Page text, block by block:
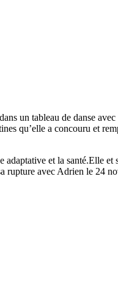
un tableau de danse
qu’elle a concouru et
adaptative et la santé.Elle
rupture avec Adrien le 24